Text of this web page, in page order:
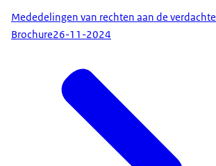
Mededelingen van rechten aan de verdachte
Brochure26-11-2024